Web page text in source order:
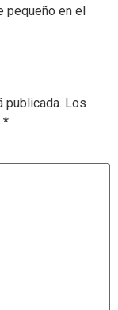
pequeño en el
publicada. Los
*